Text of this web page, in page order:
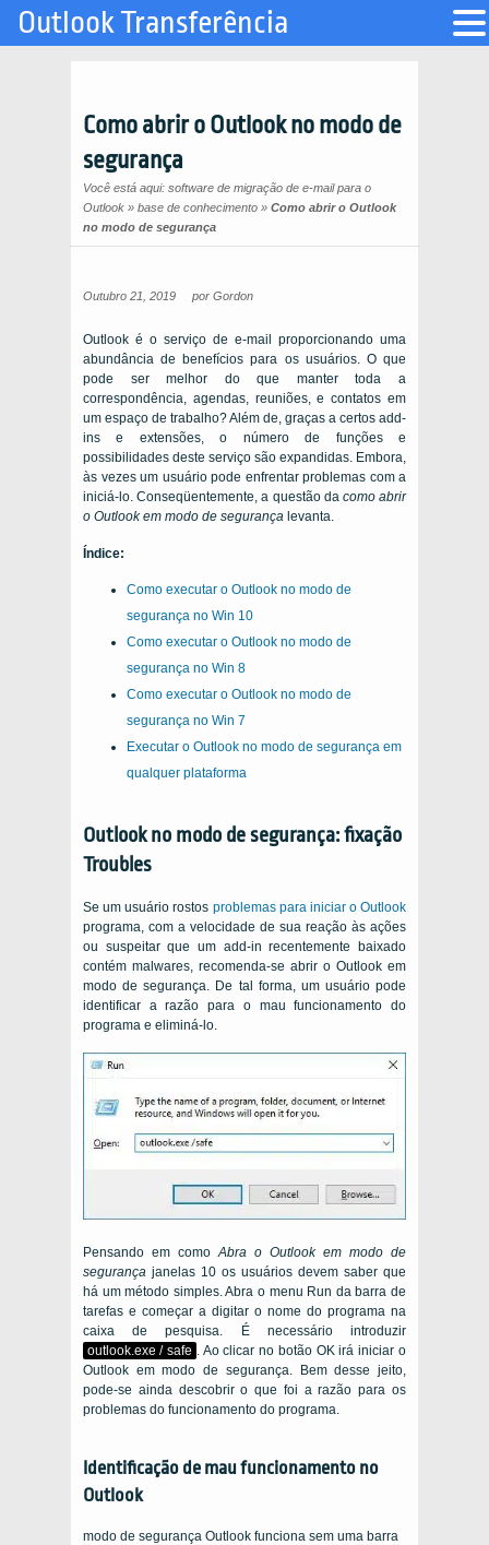
Como abrir o Outlook no modo de
segurança
Você está aqui: software de migração de e-mail para o
Outlook » base de conhecimento » Como abrir o Outlook
no modo de segurança
Outubro 21, 2019 por Gordon
Outlook é o serviço de e-mail proporcionando uma
abundância de benefícios para os usuários. O que
pode ser melhor do que manter toda a
correspondência, agendas, reuniões, e contatos em
um espaço de trabalho? Além de, graças a certos add-
ins e extensões, o número de funções e
possibilidades deste serviço são expandidas. Embora,
às vezes um usuário pode enfrentar problemas com a
iniciá-lo. Conseqüentemente, a questão da como abrir
o Outlook em modo de segurança levanta.
Índice:
Como executar o Outlook no modo de
segurança no Win 10
Como executar o Outlook no modo de
segurança no Win 8
Como executar o Outlook no modo de
segurança no Win 7
Executar o Outlook no modo de segurança em
qualquer plataforma
Outlook no modo de segurança: fixação
Troubles
Se um usuário rostos problemas para iniciar o Outlook
programa, com a velocidade de sua reação às ações
ou suspeitar que um add-in recentemente baixado
contém malwares, recomenda-se abrir o Outlook em
modo de segurança. De tal forma, um usuário pode
identificar a razão para o mau funcionamento do
programa e eliminá-lo.
Pensando em comoAbra o Outlook em modo de
segurança janelas 10 os usuários devem saber que
há um método simples. Abra o menu Run da barra de
tarefas e começar a digitar o nome do programa na
caixa de pesquisa. É necessário introduzir
outlook.exe / safe . Ao clicar no botão OK irá iniciar o
Outlook em modo de segurança. Bem desse jeito,
pode-se ainda descobrir o que foi a razão para os
problemas do funcionamento do programa.
Identificação de mau funcionamento no
Outlook
modo de segurança Outlook funciona sem uma barra
Outlook Transferência